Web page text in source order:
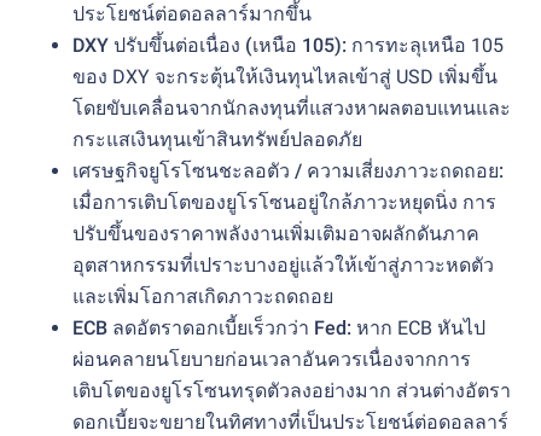
ประโยชน์ต่อดอลลาร์มากขึ้น
DXY ปรับขึ้นต่อเนื่อง (เหนือ 105): การทะลุเหนือ 105
ของ DXY จะกระตุ้นให้เงินทุนไหลเข้าสู่ USD เพิ่มขึ้น
โดยขับเคลื่อนจากนักลงทุนที่แสวงหาผลตอบแทนและ
กระแสเงินทุนเข้าสินทรัพย์ปลอดภัย
เศรษฐกิจยูโรโซนชะลอตัว / ความเสี่ยงภาวะถดถอย:
เมื่อการเติบโตของยูโรโซนอยู่ใกล้ภาวะหยุดนิ่ง การ
ปรับขึ้นของราคาพลังงานเพิ่มเติมอาจผลักดันภาค
อุตสาหกรรมที่เปราะบางอยู่แล้วให้เข้าสู่ภาวะหดตัว
และเพิ่มโอกาสเกิดภาวะถดถอย
ECB ลดอัตราดอกเบี้ยเร็วกว่า Fed: หาก ECB หันไป
ผ่อนคลายนโยบายก่อนเวลาอันควรเนื่องจากการ
เติบโตของยูโรโซนทรุดตัวลงอย่างมาก ส่วนต่างอัตรา
ดอกเบี้ยจะขยายในทิศทางที่เป็นประโยชน์ต่อดอลลาร์